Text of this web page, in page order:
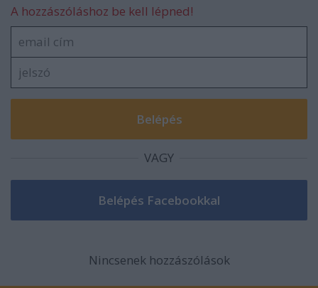
A hozzászóláshoz be kell lépned!
VAGY
Nincsenek hozzászólások